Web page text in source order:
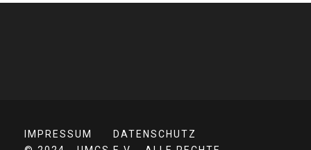
IMPRESSUM
DATENSCHUTZ